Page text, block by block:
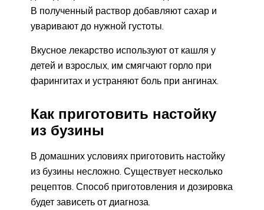
В полученный раствор добавляют сахар и
уваривают до нужной густоты.
Вкусное лекарство используют от кашля у
детей и взрослых, им смягчают горло при
фарингитах и устраняют боль при ангинах.
Как приготовить настойку
из бузины
В домашних условиях приготовить настойку
из бузины несложно. Существует несколько
рецептов. Способ приготовления и дозировка
будет зависеть от диагноза.